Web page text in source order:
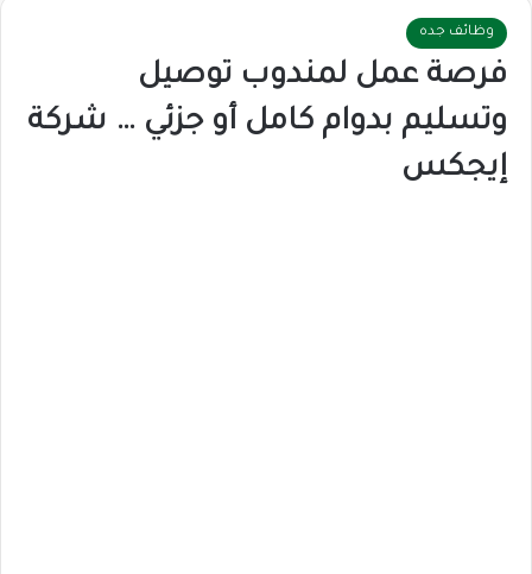
وظائف جده
فرصة عمل لمندوب توصيل
وتسليم بدوام كامل أو جزئي … شركة
إيجكس